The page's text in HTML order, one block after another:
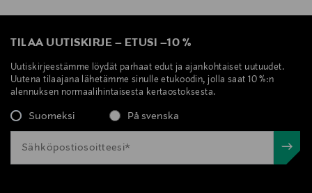
LUE LISÄÄ
TILAA UUTISKIRJE – ETUSI –10 %
Uutiskirjeestämme löydät parhaat edut ja ajankohtaiset uutuudet.
Uutena tilaajana lähetämme sinulle etukoodin, jolla saat 10 %:n
alennuksen normaalihintaisesta kertaostoksesta.
Suomeksi På svenska